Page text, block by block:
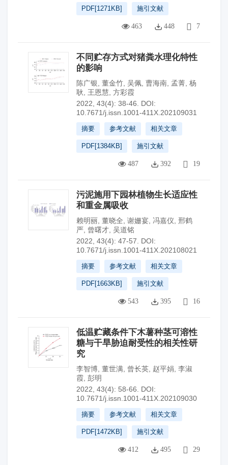
PDF[1271KB] 施引文献
463 448 7
不同贮存方式对猪粪水理化特性
的影响
陈广银 董金竹 吴佩 曹海南 孟菁 杨
耿
王恩慧 方彩霞
2022, 43(4): 38-46.
DOI:
10.7671/j.issn.1001-411X.202109031
摘要 参考文献 相关文章
PDF[1384KB] 施引文献
487 392 19
污泥施用下园林植物生长适应性
和重金属吸收
赖明丽 董晓全 谢姗宴 冯嘉仪 邢鹤
严 曾曙才 吴道铭
2022, 43(4): 47-57.
DOI:
10.7671/j.issn.1001-411X.202108021
摘要 参考文献 相关文章
PDF[1663KB] 施引文献
543 395 16
低温贮藏条件下木薯种茎可溶性
糖与干旱胁迫耐受性的相关性研
究
李智博 董世满 曾长英 赵平娟 李淑
霞 彭明
2022, 43(4): 58-66.
DOI:
10.7671/j.issn.1001-411X.202109030
摘要 参考文献 相关文章
PDF[1472KB] 施引文献
412 495 29